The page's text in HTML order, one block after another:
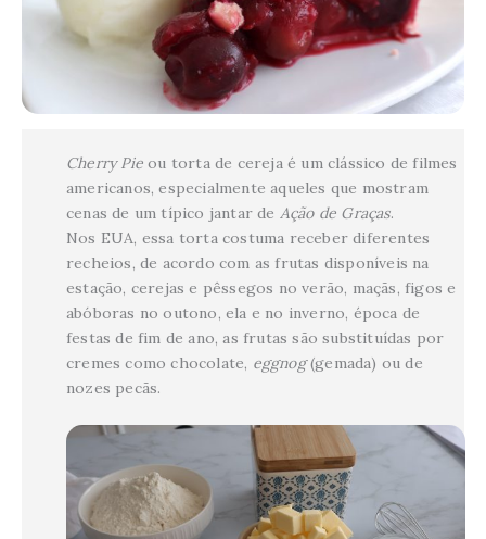
Cherry Pie ou torta de cereja é um clássico de filmes
americanos, especialmente aqueles que mostram
cenas de um típico jantar de Ação de Graças.
Nos EUA, essa torta costuma receber diferentes
recheios, de acordo com as frutas disponíveis na
estação, cerejas e pêssegos no verão, maçãs, figos e
abóboras no outono, ela e no inverno, época de
festas de fim de ano, as frutas são substituídas por
cremes como chocolate, eggnog(gemada) ou de
nozes pecãs.